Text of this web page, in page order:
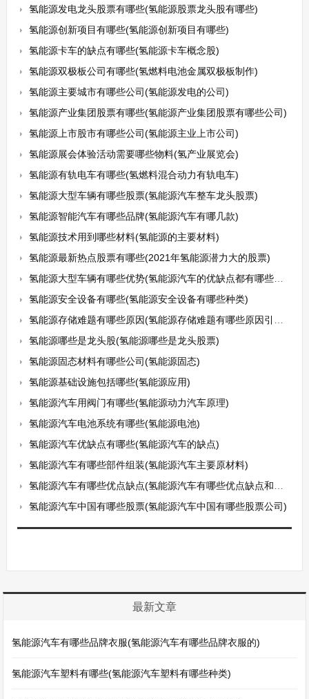
氢能源发电龙头股票有哪些(氢能源股票龙头股有哪些)
氢能源创新项目有哪些(氢能源创新项目有哪些)
氢能源卡车的缺点有哪些(氢能源卡车概念股)
氢能源双极板公司有哪些(氢燃料电池金属双极板制作)
氢能源主要城市有哪些公司(氢能源发电的公司)
氢能源产业集团股票有哪些(氢能源产业集团股票有哪些公司)
氢能源上市股市有哪些公司(氢能源主业上市公司)
氢能源展会体验活动需要哪些物料(氢产业展览会)
氢能源有轨电车有哪些(氢燃料混合动力有轨电车)
氢能源大型车辆有哪些股票(氢能源汽车整车龙头股票)
氢能源智能汽车有哪些品牌(氢能源汽车有哪几款)
氢能源技术用到哪些材料(氢能源的主要材料)
氢能源最新热点股票有哪些(2021年氢能源潜力大的股票)
氢能源大型车辆有哪些优势(氢能源汽车的优缺点都有哪些未来展前景如何)
氢能源安全设备有哪些(氢能源安全设备有哪些种类)
氢能源存储难题有哪些原因(氢能源存储难题有哪些原因引起的)
氢能源哪些是龙头股(氢能源哪些是龙头股票)
氢能源固态材料有哪些公司(氢能源固态)
氢能源基础设施包括哪些(氢能源应用)
氢能源汽车用阀门有哪些(氢能源动力汽车原理)
氢能源汽车电池系统有哪些(氢能源电池)
氢能源汽车优缺点有哪些(氢能源汽车的缺点)
氢能源汽车有哪些部件组装(氢能源汽车主要原材料)
氢能源汽车有哪些优点缺点(氢能源汽车有哪些优点缺点和不足)
氢能源汽车中国有哪些股票(氢能源汽车中国有哪些股票公司)
最新文章
氢能源汽车有哪些品牌衣服(氢能源汽车有哪些品牌衣服的)
氢能源汽车塑料有哪些(氢能源汽车塑料有哪些种类)